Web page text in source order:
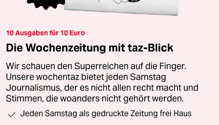
10 Ausgaben für 10 Euro
Die Wochenzeitung mit taz-Blick
Wir schauen den Superreichen auf die Finger.
Unsere wochentaz bietet jeden Samstag
Journalismus, der es nicht allen recht macht und
Stimmen, die woanders nicht gehört werden.
Jeden Samstag als gedruckte Zeitung frei Haus